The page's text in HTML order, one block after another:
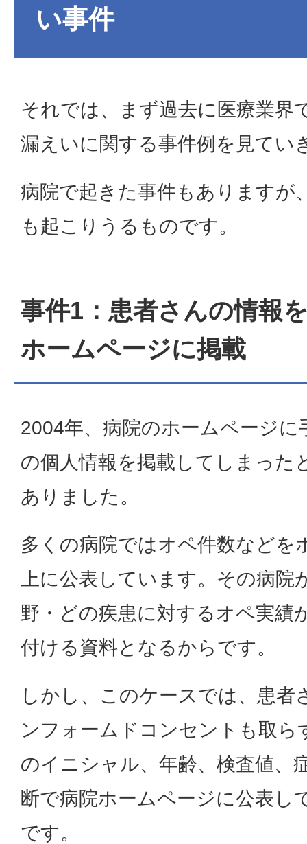
い事件
それでは、まず過去に医療業界
漏えいに関する事件例を見てい
病院で起きた事件もありますが
も起こりうるものです。
事件1：患者さんの情報
ホームページに掲載
2004年、病院のホームページに
の個人情報を掲載してしまった
ありました。
多くの病院ではオペ件数などを
上に公表しています。その病院
野・どの疾患に対するオペ実績
付ける資料となるからです。
しかし、このケースでは、患者
ンフォームドコンセントも取ら
のイニシャル、年齢、検査値、
断で病院ホームページに公表し
です。